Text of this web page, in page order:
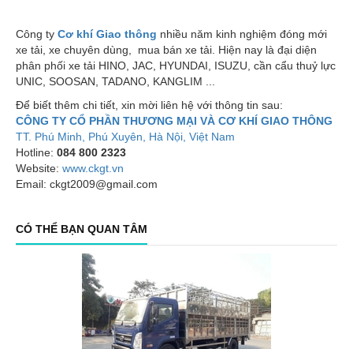
Công ty Cơ khí Giao thông nhiều năm kinh nghiệm đóng mới
xe tải, xe chuyên dùng, mua bán xe tải. Hiện nay là đại diện
phân phối xe tải HINO, JAC, HYUNDAI, ISUZU, cần cẩu thuỷ lực
UNIC, SOOSAN, TADANO, KANGLIM ...
Để biết thêm chi tiết, xin mời liên hệ với thông tin sau:
CÔNG TY CỔ PHẦN THƯƠNG MẠI VÀ CƠ KHÍ GIAO THÔNG
TT. Phú Minh, Phú Xuyên, Hà Nội, Việt Nam
Hotline: 084 800 2323
Website: www.ckgt.vn
Email: ckgt2009@gmail.com
CÓ THỂ BẠN QUAN TÂM